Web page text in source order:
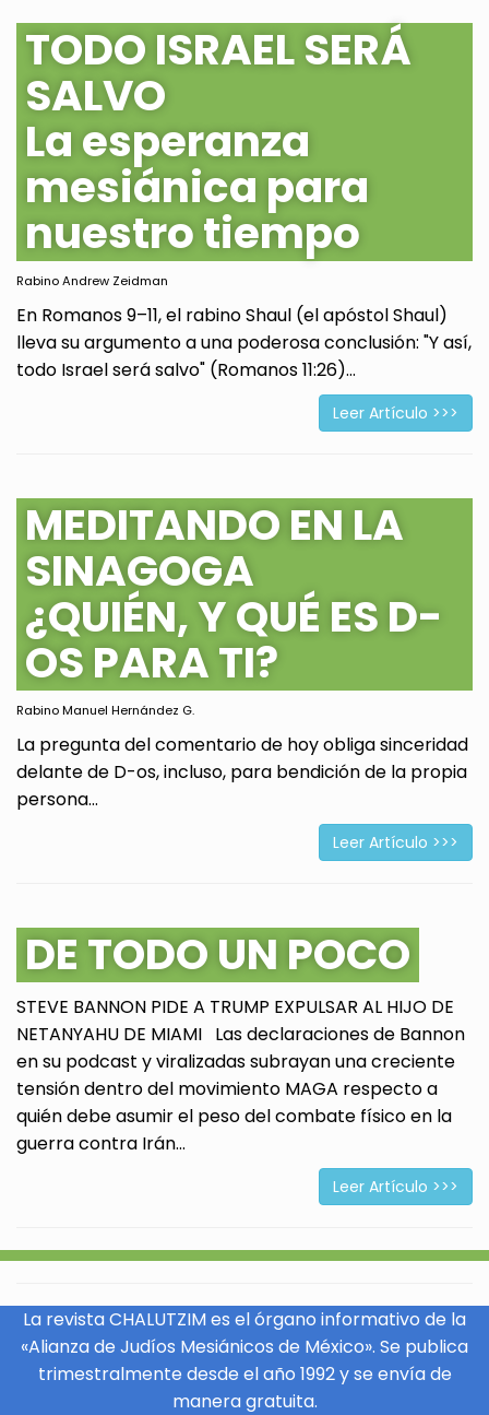
TODO ISRAEL SERÁ
SALVO
La esperanza
mesiánica para
nuestro tiempo
Rabino Andrew Zeidman
En Romanos 9–11, el rabino Shaul (el apóstol Shaul)
lleva su argumento a una poderosa conclusión: "Y así,
todo Israel será salvo" (Romanos 11:26)...
Leer Artículo >>>
MEDITANDO EN LA
SINAGOGA
¿QUIÉN, Y QUÉ ES D-
OS PARA TI?
Rabino Manuel Hernández G.
La pregunta del comentario de hoy obliga sinceridad
delante de D-os, incluso, para bendición de la propia
persona...
Leer Artículo >>>
DE TODO UN POCO
STEVE BANNON PIDE A TRUMP EXPULSAR AL HIJO DE
NETANYAHU DE MIAMI Las declaraciones de Bannon
en su podcast y viralizadas subrayan una creciente
tensión dentro del movimiento MAGA respecto a
quién debe asumir el peso del combate físico en la
guerra contra Irán...
Leer Artículo >>>
La revista CHALUTZIM es el órgano informativo de la
«Alianza de Judíos Mesiánicos de México». Se publica
trimestralmente desde el año 1992 y se envía de
manera gratuita.